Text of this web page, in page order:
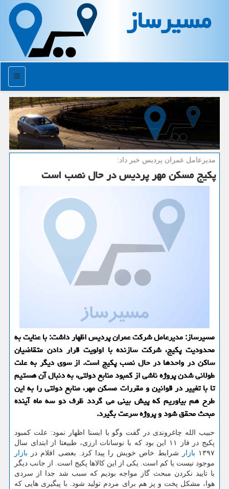
مسیرساز
منو
مدیرعامل عمران پردیس خبر داد:
پكیج مسكن مهر پردیس در حال نصب است
مسیرساز: مدیرعامل شركت عمران پردیس اظهار داشت: با عنایت به
محدودیت پكیج، شركت سازنده با اولویت قرار دادن متقاضیان
ساكن در واحدها در حال نصب پكیج است. از سوی دیگر به علت
طولانی شدن پروژه ناشی از كمبود منابع دولتی، به دنبال آن هستیم
تا با تغییر در قوانین و مقررات مسكن مهر، منابع دولتی را به این
طرح هم بیاوریم كه پیش بینی می گردد ظرف دو سه ماه آینده
مبحث محقق شود و پروژه سرعت بگیرد.
حبیب الله چاغروندی در گفت وگو با ایسنا اظهار نمود: علت كمبود
پكیج در فاز ۱۱ این بود كه با نوسانات ارزی، طبیعتا از ابتدای سال
۱۳۹۷ بازار شرایط خاص خویش را پیدا كرد. بعضی اقلام در بازار
موجود نیست یا كم است. یكی از این كالاها پكیج است. از جانب دیگر
با تایید نكردن مبحث گاز مواجه بودیم كه سبب شد جدا از سردی
هوا، مشكل پخت و پز هم برای مردم تولید شود. با پیگیری هایی كه